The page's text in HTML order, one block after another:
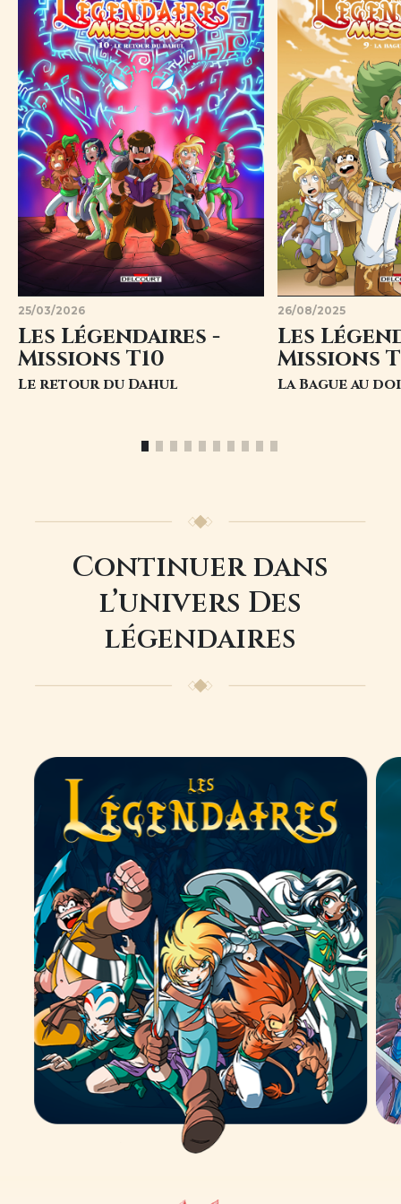
25/03/2026
Les Légendaires -
Missions T10
Le retour du Dahul
26/08/2025
Les
Missions
La Bague au
Continuer dans
l’univers Des
légendaires
Image